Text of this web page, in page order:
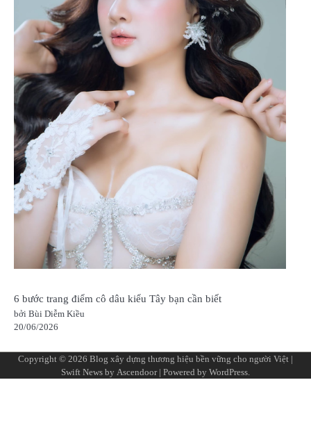
6 bước trang điểm cô dâu kiểu Tây bạn cần biết
bởi Bùi Diễm Kiều
20/06/2026
Copyright © 2026 Blog xây dựng thương hiệu bền vững cho người Việt |
Swift News by Ascendoor| Powered by WordPress